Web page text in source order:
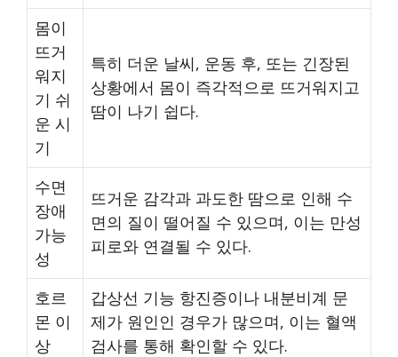
몸이
뜨거
워지
기 쉬
운 시
기
특히 더운 날씨, 운동 후, 또는 긴장된
상황에서 몸이 즉각적으로 뜨거워지고
땀이 나기 쉽다.
수면
장애
가능
성
뜨거운 감각과 과도한 땀으로 인해 수
면의 질이 떨어질 수 있으며, 이는 만성
피로와 연결될 수 있다.
호르
몬 이
상
갑상선 기능 항진증이나 내분비계 문
제가 원인인 경우가 많으며, 이는 혈액
검사를 통해 확인할 수 있다.